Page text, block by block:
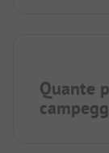
Quante